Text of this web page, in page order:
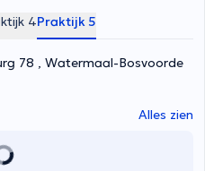
4Praktijk 5
78 , Watermaal-Bosvoorde
Alles zien